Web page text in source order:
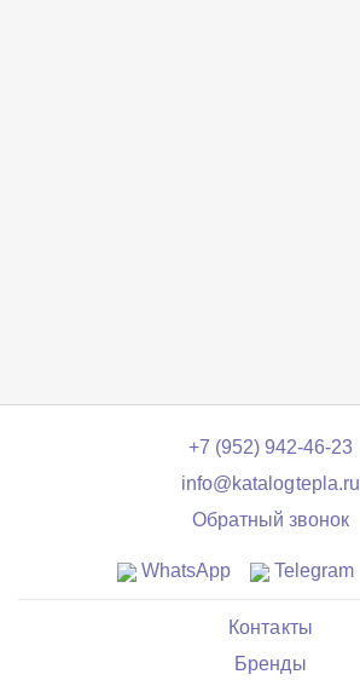
+7 (952) 942-46-23
info@katalogtepla.ru
Обратный звонок
WhatsApp Telegram
Контакты
Бренды